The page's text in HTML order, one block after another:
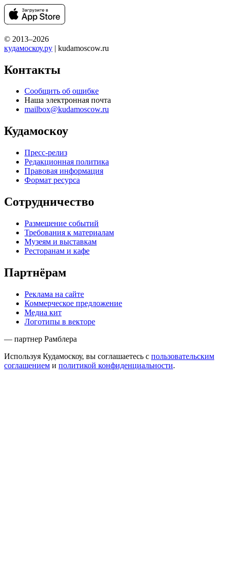
© 2013–2026
кудамоскоу.ру | kudamoscow.ru
Контакты
Сообщить об ошибке
Наша электронная почта
mailbox@kudamoscow.ru
Кудамоскоу
Пресс-релиз
Редакционная политика
Правовая информация
Формат ресурса
Сотрудничество
Размещение событий
Требования к материалам
Музеям и выставкам
Ресторанам и кафе
Партнёрам
Реклама на сайте
Коммерческое предложение
Медиа кит
Логотипы в векторе
— партнер Рамблера
Используя Кудамоскоу, вы соглашаетесь с пользовательским
соглашением и политикой конфиденциальности.